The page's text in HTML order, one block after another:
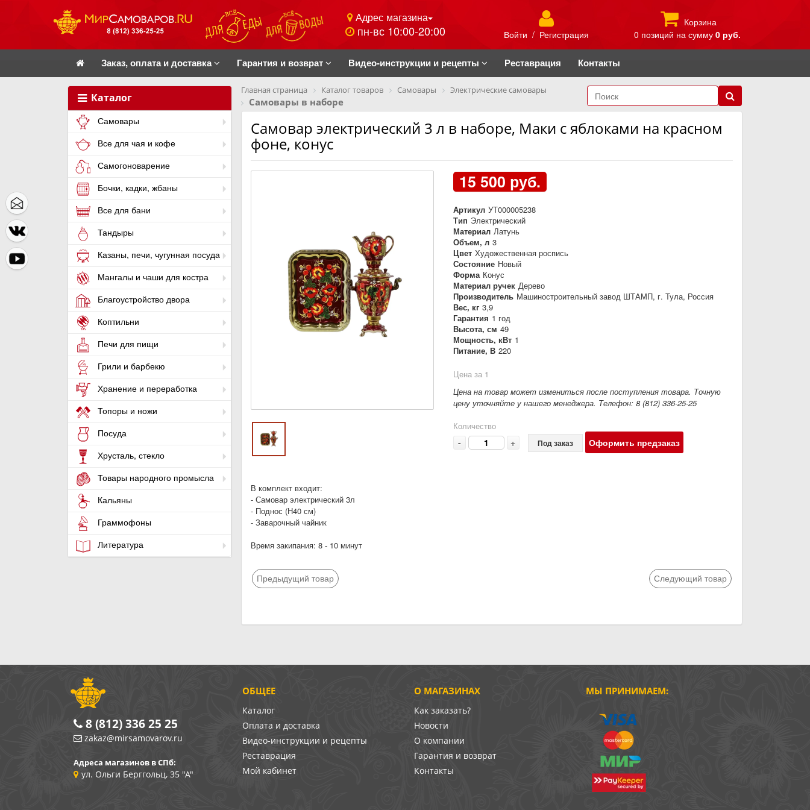
Адрес магазина
пн-вс 10:00-20:00 Войти / Регистрация
Корзина
0 позиций на сумму 0 руб.
Заказ, оплата и доставка Гарантия и возврат Видео-инструкции и рецепты Реставрация Контакты
Каталог
Самовары
Все для чая и кофе
Самогоноварение
Бочки, кадки, жбаны
Все для бани
Тандыры
Казаны, печи, чугунная посуда
Мангалы и чаши для костра
Благоустройство двора
Коптильни
Печи для пищи
Грили и барбекю
Хранение и переработка
Топоры и ножи
Посуда
Хрусталь, стекло
Товары народного промысла
Кальяны
Граммофоны
Литература
Главная страница Каталог товаров Самовары Электрические самовары
Самовары в наборе
Самовар электрический 3 л в наборе, Маки с яблоками на красном
фоне, конус
15 500 руб.
Артикул УТ000005238
Тип Электрический
Материал Латунь
Объем, л 3
Цвет Художественная роспись
Состояние Новый
Форма Конус
Материал ручек Дерево
Производитель Машиностроительный завод ШТАМП, г. Тула, Россия
Вес, кг 3,9
Гарантия 1 год
Высота, см 49
Мощность, кВт 1
Питание, В 220
Цена за 1
Цена на товар может измениться после поступления товара. Точную
цену уточняйте у нашего менеджера. Телефон: 8 (812) 336-25-25
Количество
- + Под заказ Оформить предзаказ
В комплект входит:
- Самовар электрический 3л
- Поднос (Н40 см)
- Заварочный чайник
Время закипания: 8 - 10 минут
Предыдущий товар Следующий товар
О МАГАЗИНАХ
Как заказать?
Новости
О компании
Гарантия и возврат
Контакты
ОБЩЕЕ
Каталог
Оплата и доставка
Видео-инструкции и рецепты
Реставрация
Мой кабинет
МЫ ПРИНИМАЕМ:
8 (812) 336 25 25
zakaz@mirsamovarov.ru
Адреса магазинов в СПб:
ул. Ольги Берггольц, 35 "А"